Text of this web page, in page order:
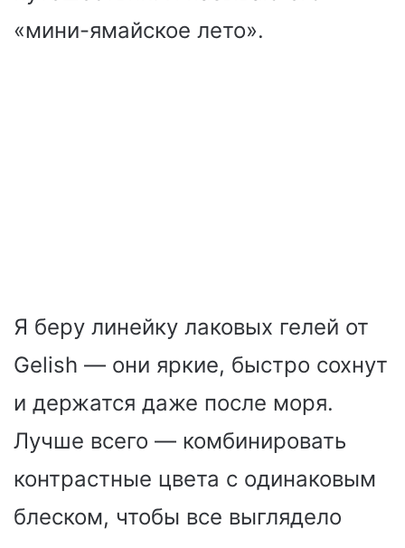
«мини-ямайское лето».
Я беру линейку лаковых гелей от
Gelish — они яркие, быстро сохнут
и держатся даже после моря.
Лучше всего — комбинировать
контрастные цвета с одинаковым
блеском, чтобы все выглядело